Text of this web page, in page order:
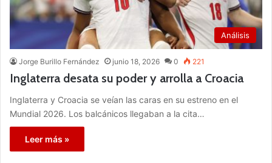
Análisis
Jorge Burillo Fernández junio 18, 2026 0 221
Inglaterra desata su poder y arrolla a Croacia
Inglaterra y Croacia se veían las caras en su estreno en el
Mundial 2026. Los balcánicos llegaban a la cita…
Leer más »